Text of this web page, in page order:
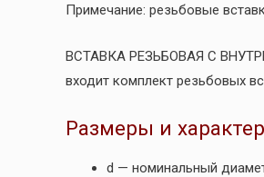
Примечание: резьбовые
ВСТАВКА РЕЗЬБОВАЯ С
входит комплект резьбовых
Размеры и
d — номинальный